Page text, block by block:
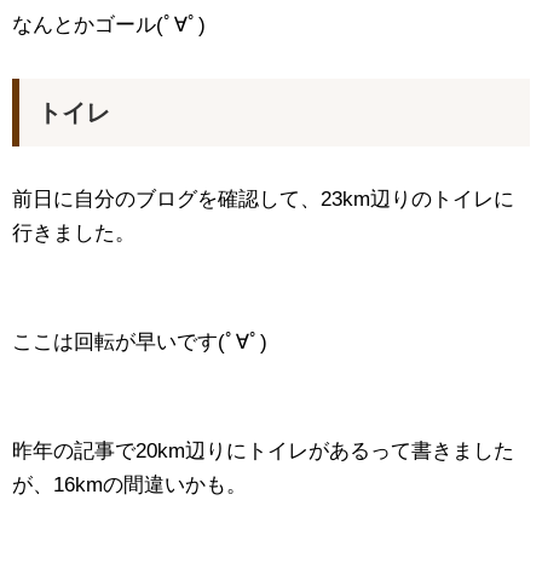
なんとかゴール(ﾟ∀ﾟ)
トイレ
前日に自分のブログを確認して、23km辺りのトイレに
行きました。
ここは回転が早いです(ﾟ∀ﾟ)
昨年の記事で20km辺りにトイレがあるって書きました
が、16kmの間違いかも。